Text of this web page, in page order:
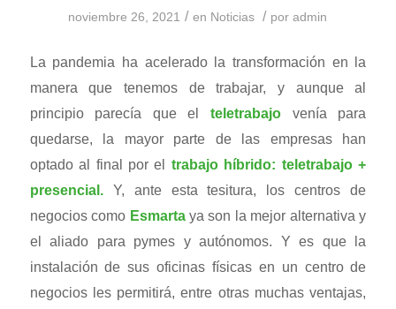
noviembre 26, 2021 / en Noticias / poradmin
La pandemia ha acelerado la transformación en la
manera que tenemos de trabajar, y aunque al
principio parecía que el
teletrabajo venía para
quedarse, la mayor parte de las empresas han
optado al final por el trabajo híbrido: teletrabajo +
presencial.Y, ante esta tesitura, los centros de
negocios como Esmartaya son la mejor alternativa y
el aliado para pymes y autónomos. Y es que la
instalación de sus oficinas físicas en un centro de
negocios les permitirá, entre otras muchas ventajas,